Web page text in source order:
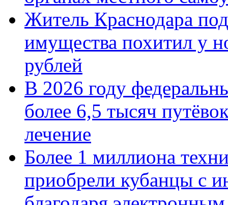
Житель Краснодара
имущества похитил у
рублей
В 2026 году
более 6,5 тысяч
лечение
Более 1 миллиона
приобрели кубанцы с